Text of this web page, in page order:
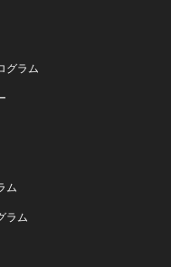
グラム
ム
ラム